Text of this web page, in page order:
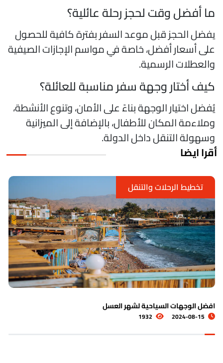
أفضل وقت لحجز رحلة عائلية؟
الحجز قبل موعد السفر بفترة كافية للحصول
أسعار أفضل، خاصة في مواسم الإجازات الصيفية
الرسمية.
أختار وجهة سفر مناسبة للعائلة؟
اختيار الوجهة بناءً على الأمان، وتنوع الأنشطة،
المكان للأطفال، بالإضافة إلى الميزانية
التنقل داخل الدولة.
ايضا
تخطيط الرحلات والتنقل
الوجهات السياحية لشهر العسل
2024-08-15
1932